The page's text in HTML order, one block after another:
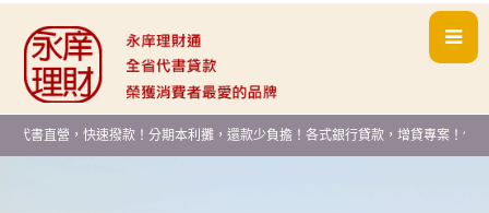
代書直營，快速撥款！分期本利攤，還款少負擔！各式銀行貸款，增貸專案！信